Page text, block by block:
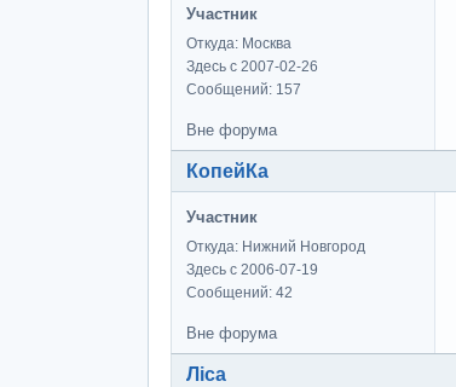
Участник
Откуда: Москва
Здесь с 2007-02-26
Сообщений: 157
Вне форума
КопейКа
Участник
Откуда: Нижний Новгород
Здесь с 2006-07-19
Сообщений: 42
Вне форума
Ліса